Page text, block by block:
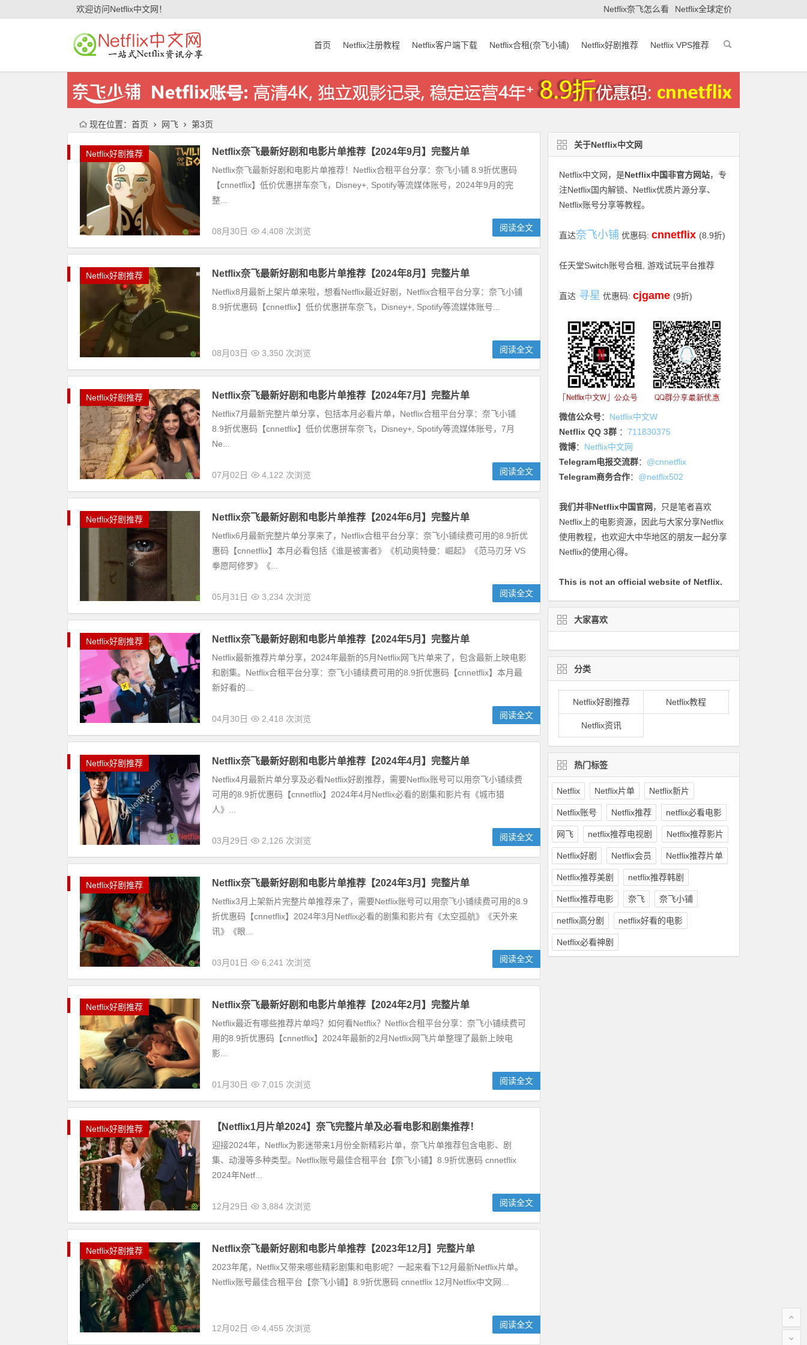
欢迎访问Netflix中文网！ Netflix奈飞怎么看 Netflix全球定价
首页 Netflix注册教程 Netflix客户端下载 Netflix合租(奈飞小铺) Netflix好剧推荐 Netflix VPS推荐
现在位置： 首页 网飞 第3页
Netflix好剧推荐 Netflix奈飞最新好剧和电影片单推荐【2024年9月】完整片单
Netflix奈飞最新好剧和电影片单推荐！Netflix合租平台分享：奈飞小铺 8.9折优惠码
【cnnetflix】低价优惠拼车奈飞，Disney+, Spotify等流媒体账号，2024年9月的完
整...
08月30日 4,408 次浏览 阅读全文
Netflix好剧推荐 Netflix奈飞最新好剧和电影片单推荐【2024年8月】完整片单
Netflix8月最新上架片单来啦，想看Netflix最近好剧，Netflix合租平台分享：奈飞小铺
8.9折优惠码【cnnetflix】低价优惠拼车奈飞，Disney+, Spotify等流媒体账号...
08月03日 3,350 次浏览 阅读全文
Netflix好剧推荐 Netflix奈飞最新好剧和电影片单推荐【2024年7月】完整片单
Netflix7月最新完整片单分享，包括本月必看片单，Netflix合租平台分享：奈飞小铺
8.9折优惠码【cnnetflix】低价优惠拼车奈飞，Disney+, Spotify等流媒体账号，7月
Ne...
07月02日 4,122 次浏览 阅读全文
Netflix好剧推荐 Netflix奈飞最新好剧和电影片单推荐【2024年6月】完整片单
Netflix6月最新完整片单分享来了，Netflix合租平台分享：奈飞小铺续费可用的8.9折优
惠码【cnnetflix】本月必看包括《谁是被害者》《机动奥特曼：崛起》《范马刃牙 VS
拳愿阿修罗》《...
05月31日 3,234 次浏览 阅读全文
Netflix好剧推荐 Netflix奈飞最新好剧和电影片单推荐【2024年5月】完整片单
Netflix最新推荐片单分享，2024年最新的5月Netflix网飞片单来了，包含最新上映电影
和剧集。Netflix合租平台分享：奈飞小铺续费可用的8.9折优惠码【cnnetflix】本月最
新好看的...
04月30日 2,418 次浏览 阅读全文
Netflix好剧推荐 Netflix奈飞最新好剧和电影片单推荐【2024年4月】完整片单
Netflix4月最新片单分享及必看Netflix好剧推荐，需要Netflix账号可以用奈飞小铺续费
可用的8.9折优惠码【cnnetflix】2024年4月Netflix必看的剧集和影片有《城市猎
人》...
03月29日 2,126 次浏览 阅读全文
Netflix好剧推荐 Netflix奈飞最新好剧和电影片单推荐【2024年3月】完整片单
Netflix3月上架新片完整片单推荐来了，需要Netflix账号可以用奈飞小铺续费可用的8.9
折优惠码【cnnetflix】2024年3月Netflix必看的剧集和影片有《太空孤航》《天外来
讯》《眼...
03月01日 6,241 次浏览 阅读全文
Netflix好剧推荐 Netflix奈飞最新好剧和电影片单推荐【2024年2月】完整片单
Netflix最近有哪些推荐片单吗？如何看Netflix？Netflix合租平台分享：奈飞小铺续费可
用的8.9折优惠码【cnnetflix】2024年最新的2月Netflix网飞片单整理了最新上映电
影...
01月30日 7,015 次浏览 阅读全文
Netflix好剧推荐 【Netflix1月片单2024】奈飞完整片单及必看电影和剧集推荐！
迎接2024年，Netflix为影迷带来1月份全新精彩片单，奈飞片单推荐包含电影、剧
集、动漫等多种类型。Netflix账号最佳合租平台【奈飞小铺】8.9折优惠码 cnnetflix
2024年Netf...
12月29日 3,884 次浏览 阅读全文
Netflix好剧推荐 Netflix奈飞最新好剧和电影片单推荐【2023年12月】完整片单
2023年尾，Netflix又带来哪些精彩剧集和电影呢？一起来看下12月最新Netflix片单。
Netflix账号最佳合租平台【奈飞小铺】8.9折优惠码 cnnetflix 12月Netflix中文网...
12月02日 4,455 次浏览 阅读全文
关于Netflix中文网
Netflix中文网 ，是Netflix中国非官方网站，专
注Netflix国内解锁、Netflix优质片源分享、
Netflix账号分享等教程。
直达奈飞小铺 优惠码: cnnetflix (8.9折)
任天堂Switch账号合租, 游戏试玩平台推荐
直达寻星 优惠码: cjgame (9折)
微信公众号： Netflix中文W
Netflix QQ 3群 ： 711830375
微博： Netflix中文网
Telegram电报交流群： @cnnetflix
Telegram商务合作： @netflix502
我们并非Netflix中国官网 ，只是笔者喜欢
Netflix上的电影资源，因此与大家分享Netflix
使用教程，也欢迎大中华地区的朋友一起分享
Netflix的使用心得。
This is not an official website of Netflix.
大家喜欢
分类
Netflix好剧推荐 Netflix教程
Netflix资讯
热门标签
Netflix Netflix片单 Netflix新片
Netflix账号 Netflix推荐 netflix必看电影
网飞 netflix推荐电视剧 Netflix推荐影片
Netflix好剧 Netflix会员 Netflix推荐片单
Netflix推荐美剧 netflix推荐韩剧
Netflix推荐电影 奈飞 奈飞小铺
netflix高分剧 netflix好看的电影
Netflix必看神剧